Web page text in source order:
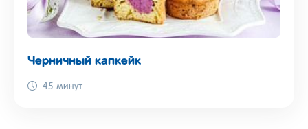
Черничный капкейк
45 минут